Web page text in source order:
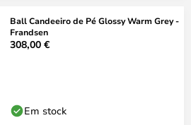
Ball Candeeiro de Pé Glossy Warm Grey -
Frandsen
308,00 €
Em stock